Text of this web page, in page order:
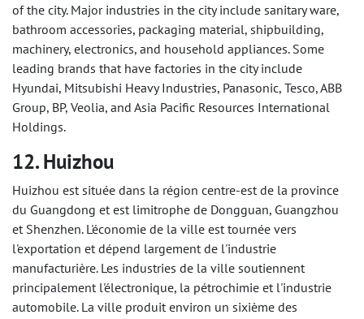
of the city. Major industries in the city include sanitary ware,
bathroom accessories, packaging material, shipbuilding,
machinery, electronics, and household appliances. Some
leading brands that have factories in the city include
Hyundai, Mitsubishi Heavy Industries, Panasonic, Tesco, ABB
Group, BP, Veolia, and Asia Pacific Resources International
Holdings.
12. Huizhou
Huizhou est située dans la région centre-est de la province
du Guangdong et est limitrophe de Dongguan, Guangzhou
et Shenzhen. L'économie de la ville est tournée vers
l'exportation et dépend largement de l'industrie
manufacturière. Les industries de la ville soutiennent
principalement l'électronique, la pétrochimie et l'industrie
automobile. La ville produit environ un sixième des